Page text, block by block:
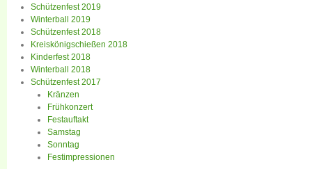
Schützenfest 2019
Winterball 2019
Schützenfest 2018
Kreiskönigschießen 2018
Kinderfest 2018
Winterball 2018
Schützenfest 2017
Kränzen
Frühkonzert
Festauftakt
Samstag
Sonntag
Festimpressionen